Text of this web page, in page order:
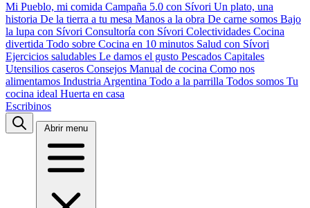
Mi Pueblo, mi comida Campaña 5.0 con Sívori Un plato, una
historia De la tierra a tu mesa Manos a la obra De carne somos Bajo
la lupa con Sívori Consultoría con Sívori Colectividades Cocina
divertida Todo sobre Cocina en 10 minutos Salud con Sívori
Ejercicios saludables Le damos el gusto Pescados Capitales
Utensilios caseros Consejos Manual de cocina Como nos
alimentamos Industria Argentina Todo a la parrilla Todos somos Tu
cocina ideal Huerta en casa
Escribinos
Abrir menu